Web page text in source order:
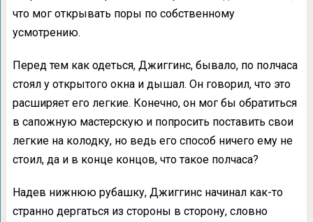
что мог открывать поры по собственному
усмотрению.
Перед тем как одеться, Джиггинс, бывало, по полчаса
стоял у открытого окна и дышал. Он говорил, что это
расширяет его легкие. Конечно, он мог бы обратиться
в сапожную мастерскую и попросить поставить свои
легкие на колодку, но ведь его способ ничего ему не
стоил, да и в конце концов, что такое полчаса?
Надев нижнюю рубашку, Джиггинс начинал как-то
странно дергаться из стороны в сторону, словно